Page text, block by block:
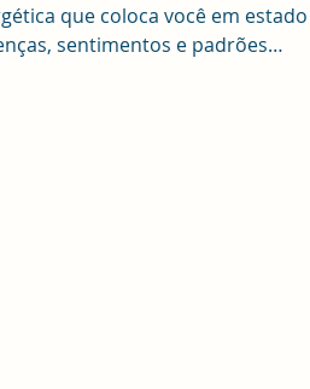
que coloca você em
sentimentos e padrões…